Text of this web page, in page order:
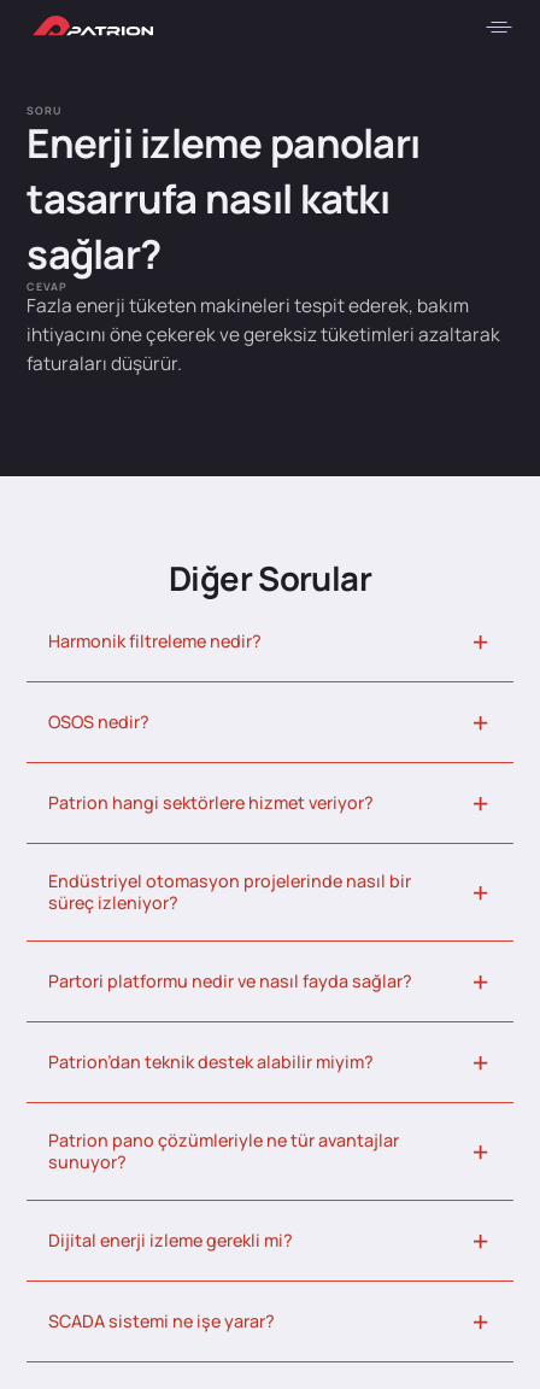
SORU
Enerji izleme panoları
tasarrufa nasıl katkı
sağlar?
CEVAP
Fazla enerji tüketen makineleri tespit ederek, bakım
ihtiyacını öne çekerek ve gereksiz tüketimleri azaltarak
faturaları düşürür.
Diğer Sorular
Harmonik filtreleme nedir?
OSOS nedir?
Patrion hangi sektörlere hizmet veriyor?
Endüstriyel otomasyon projelerinde nasıl bir
süreç izleniyor?
Partori platformu nedir ve nasıl fayda sağlar?
Patrion’dan teknik destek alabilir miyim?
Patrion pano çözümleriyle ne tür avantajlar
sunuyor?
Dijital enerji izleme gerekli mi?
SCADA sistemi ne işe yarar?